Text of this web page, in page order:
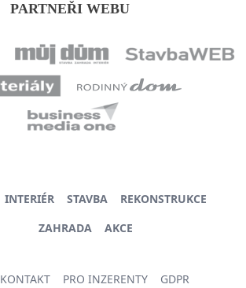
PARTNEŘI WEBU
INTERIÉR STAVBA
REKONSTRUKCE
ZAHRADA
AKCE
KONTAKT PRO INZERENTY GDPR